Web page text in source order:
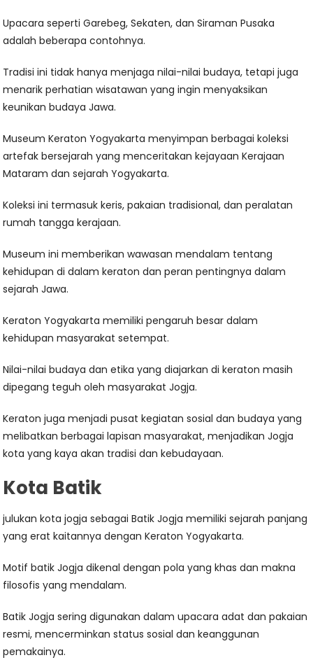
Upacara seperti Garebeg, Sekaten, dan Siraman Pusaka
adalah beberapa contohnya.
Tradisi ini tidak hanya menjaga nilai-nilai budaya, tetapi juga
menarik perhatian wisatawan yang ingin menyaksikan
keunikan budaya Jawa.
Museum Keraton Yogyakarta menyimpan berbagai koleksi
artefak bersejarah yang menceritakan kejayaan Kerajaan
Mataram dan sejarah Yogyakarta.
Koleksi ini termasuk keris, pakaian tradisional, dan peralatan
rumah tangga kerajaan.
Museum ini memberikan wawasan mendalam tentang
kehidupan di dalam keraton dan peran pentingnya dalam
sejarah Jawa.
Keraton Yogyakarta memiliki pengaruh besar dalam
kehidupan masyarakat setempat.
Nilai-nilai budaya dan etika yang diajarkan di keraton masih
dipegang teguh oleh masyarakat Jogja.
Keraton juga menjadi pusat kegiatan sosial dan budaya yang
melibatkan berbagai lapisan masyarakat, menjadikan Jogja
kota yang kaya akan tradisi dan kebudayaan.
Kota Batik
julukan kota jogja sebagai Batik Jogja memiliki sejarah panjang
yang erat kaitannya dengan Keraton Yogyakarta.
Motif batik Jogja dikenal dengan pola yang khas dan makna
filosofis yang mendalam.
Batik Jogja sering digunakan dalam upacara adat dan pakaian
resmi, mencerminkan status sosial dan keanggunan
pemakainya.